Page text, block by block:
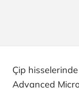
Çip
Advanced